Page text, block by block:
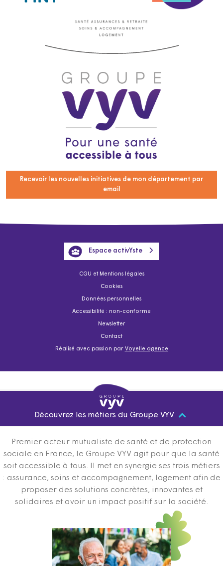
Recevoir les nouvelles initiatives de mon département par
email
CGU et Mentions légales
Cookies
Données personnelles
Accessibilité : non-conforme
Newsletter
Contact
Réalisé avec passion par Voyelle agence
Espace activYste
Découvrez les métiers du Groupe VYV
Premier acteur mutualiste de santé et de protection
sociale en France, le Groupe VYV agit pour que la santé
soit accessible à tous. Il met en synergie ses trois métiers
: assurance, soins et accompagnement, logement afin de
proposer des solutions concrètes, innovantes et
solidaires et avoir un impact positif sur la société.